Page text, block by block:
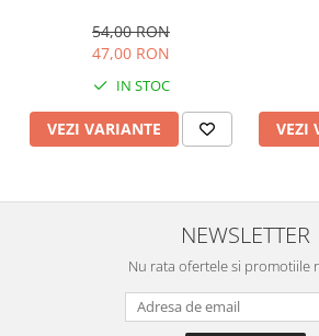
centimetri, model
tradițional romanesc, talpa
54,00 RON
47,00 RON
IN STOC
VEZI VARIANTE VEZI
NEWSLETTER
Nu rata ofertele si promotiile